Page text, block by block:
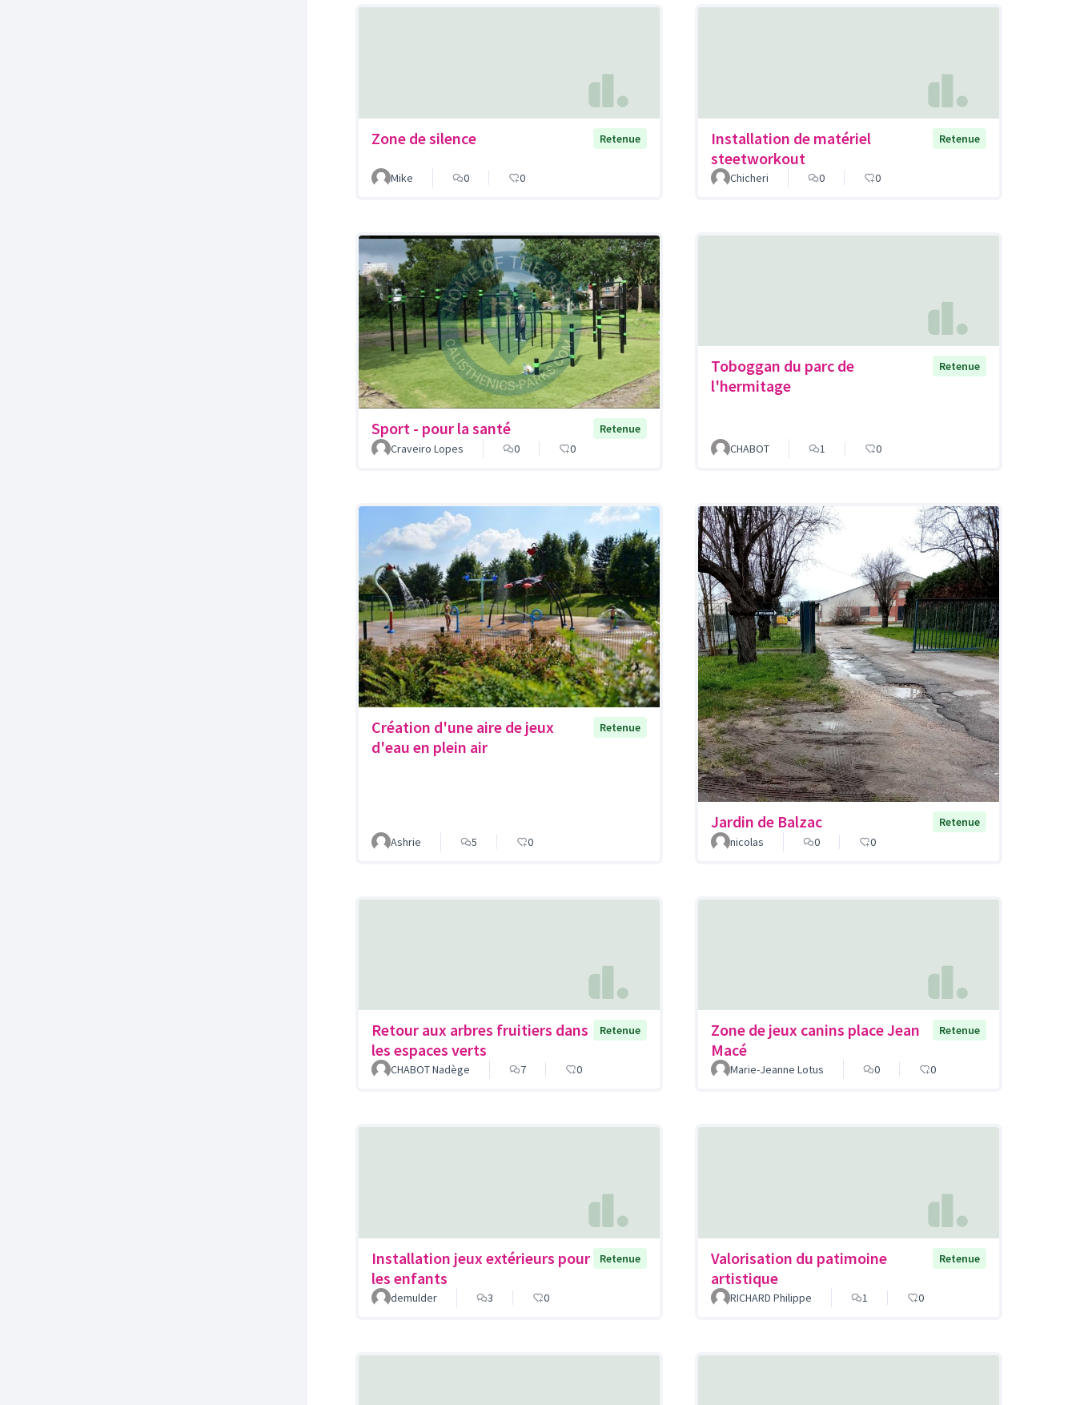
Zone de silence Retenue
Mike 0 0
Installation de matériel
steetworkout
Retenue
Chicheri 0 0
Sport - pour la santé
Retenue
Craveiro Lopes
0 0
Toboggan du parc de
l'hermitage
Retenue
CHABOT 1 0
Création d'une aire de jeux
d'eau en plein air
Retenue
Ashrie 5 0
Jardin de Balzac
Retenue
nicolas
0 0
Retour aux arbres fruitiers dans
les espaces verts
Retenue
CHABOT Nadège 7 0
Zone de jeux canins place Jean
Macé
Retenue
Marie-Jeanne Lotus 0 0
Installation jeux extérieurs pour
les enfants
Retenue
demulder 3 0
Valorisation du patimoine
artistique
Retenue
RICHARD Philippe 1 0